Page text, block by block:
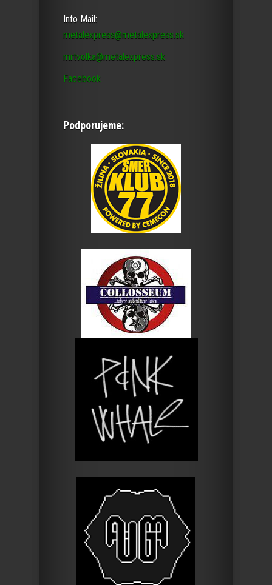
Info Mail:
metalexpress@metalexpress.sk
mrtvolka@metalexpress.sk
Facebook
Podporujeme: